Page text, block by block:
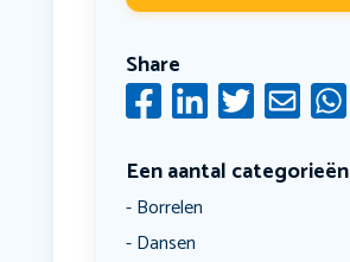
Share
Een aantal categorieën
Borrelen
Dansen